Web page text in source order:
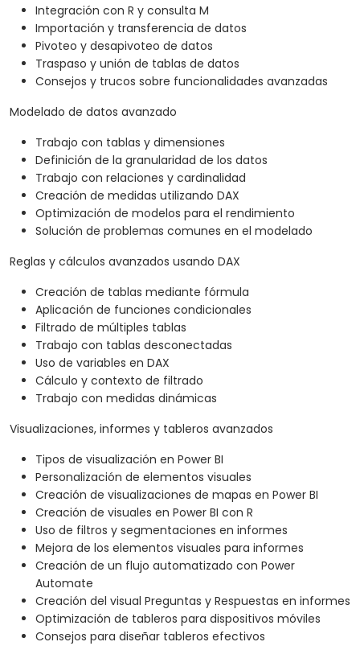
Integración con R y consulta M
Importación y transferencia de datos
Pivoteo y desapivoteo de datos
Traspaso y unión de tablas de datos
Consejos y trucos sobre funcionalidades avanzadas
Modelado de datos avanzado
Trabajo con tablas y dimensiones
Definición de la granularidad de los datos
Trabajo con relaciones y cardinalidad
Creación de medidas utilizando DAX
Optimización de modelos para el rendimiento
Solución de problemas comunes en el modelado
Reglas y cálculos avanzados usando DAX
Creación de tablas mediante fórmula
Aplicación de funciones condicionales
Filtrado de múltiples tablas
Trabajo con tablas desconectadas
Uso de variables en DAX
Cálculo y contexto de filtrado
Trabajo con medidas dinámicas
Visualizaciones, informes y tableros avanzados
Tipos de visualización en Power BI
Personalización de elementos visuales
Creación de visualizaciones de mapas en Power BI
Creación de visuales en Power BI con R
Uso de filtros y segmentaciones en informes
Mejora de los elementos visuales para informes
Creación de un flujo automatizado con Power
Automate
Creación del visual Preguntas y Respuestas en informes
Optimización de tableros para dispositivos móviles
Consejos para diseñar tableros efectivos